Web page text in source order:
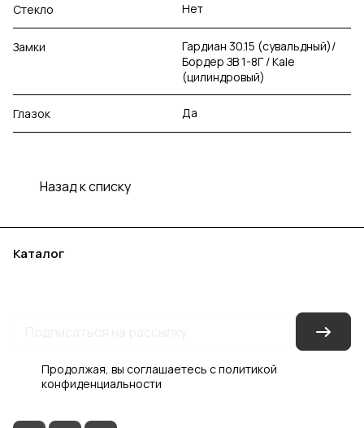
Стекло Нет
Замки
Гардиан 30.15 (сувальдный)/
Бордер ЗВ 1-8Г / Kale
(цилиндровый)
Глазок Да
Назад к списку
Каталог
Продолжая, вы соглашаетесь сполитикой
конфиденциальности